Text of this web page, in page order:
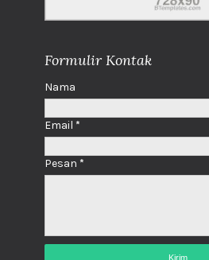
Formulir Kontak
Nama
Email *
Pesan *